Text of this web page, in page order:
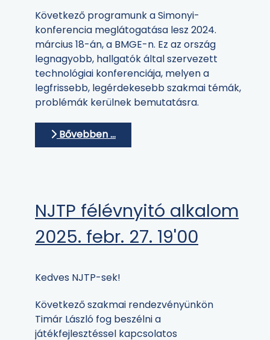
Következő programunk a Simonyi-
konferencia meglátogatása lesz 2024.
március 18-án, a BMGE-n. Ez az ország
legnagyobb, hallgatók által szervezett
technológiai konferenciája, melyen a
legfrissebb, legérdekesebb szakmai témák,
problémák kerülnek bemutatásra.
Bővebben …
NJTP félévnyitó alkalom
2025. febr. 27. 19'00
Kedves NJTP-sek!
Következő szakmai rendezvényünkön
Timár László fog beszélni a
játékfejlesztéssel kapcsolatos